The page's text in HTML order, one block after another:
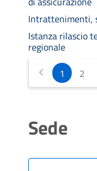
Intrattenimenti,
Istanza rilascio
regionale
1
2
Sede